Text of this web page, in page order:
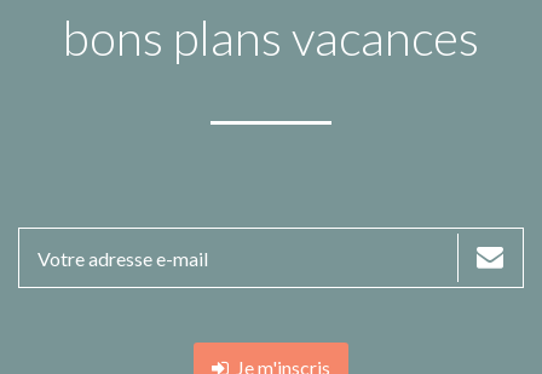
bons plans vacances
Je m'inscris